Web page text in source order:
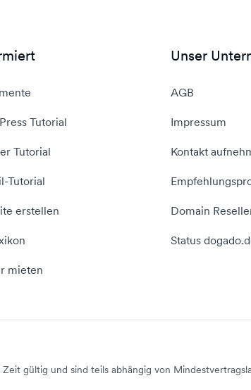
Tutorial
Tutorial
Tutorial
erstellen
mieten
Unser
AGB
Impressum
Kontakt
Domain
Status
gültig und sind teils abhängig von